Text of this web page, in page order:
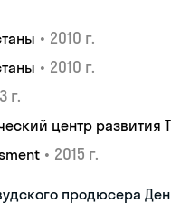
• 2010 г.
• 2010 г.
г.
центр
• 2015 г.
продюсера